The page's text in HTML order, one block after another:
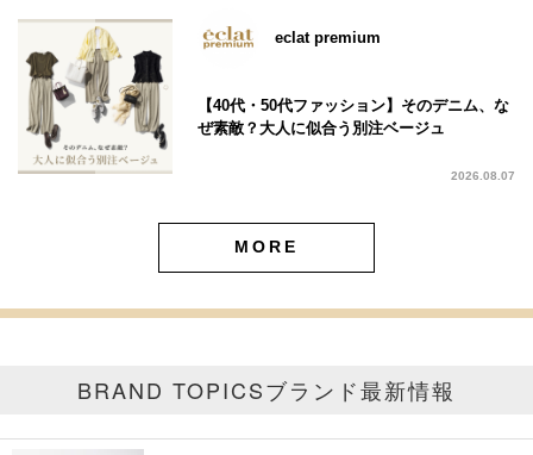
eclat premium
【40代・50代ファッション】そのデニム、な
ぜ素敵？大人に似合う別注ベージュ
2026.08.07
MORE
BRAND TOPICSブランド最新情報